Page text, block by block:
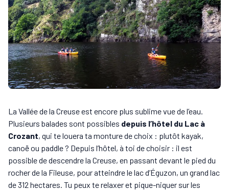
La Vallée de la Creuse est encore plus sublime vue de l’eau.
Plusieurs balades sont possibles depuis l’hôtel du Lac à
Crozant, qui te louera ta monture de choix : plutôt kayak,
canoë ou paddle ? Depuis l’hôtel, à toi de choisir : il est
possible de descendre la Creuse, en passant devant le pied du
rocher de la Fileuse, pour atteindre le lac d’Éguzon, un grand lac
de 312 hectares. Tu peux te relaxer et pique-niquer sur les